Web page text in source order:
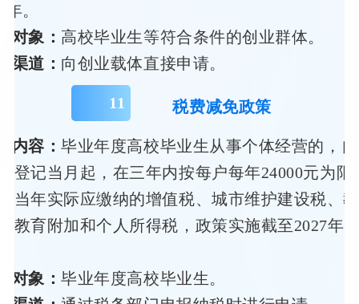
。
对象： 高校毕业生等符合条件的创业群体。
渠道： 向创业载体直接申请。
11 税费减免政策
内容：毕业年度高校毕业生从事个体经营的，
登记当月起，在三年内按每户每年24000元为限
当年实际应缴纳的增值税、城市维护建设税、
教育附加和个人所得税，政策实施截至2027年
对象：毕业年度高校毕业生。